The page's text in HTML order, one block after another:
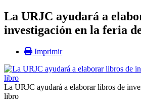
La URJC ayudará a
investigación en la feria
Imprimir
La URJC ayudará a elaborar libros de
libro